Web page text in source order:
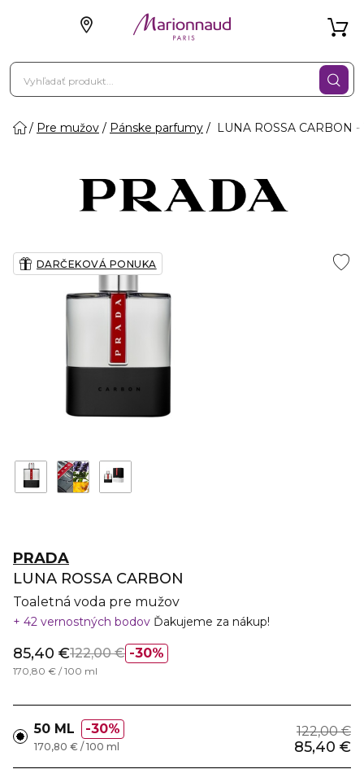
Pre mužov Pánske parfumy LUNA ROSSA CARBON
DARČEKOVÁ PONUKA
PRADA
LUNA ROSSA CARBON
Toaletná voda pre mužov
42 vernostných bodov Ďakujeme za nákup!
30%
85,40 €122,00 €
170,80 € / 100 ml
50 ML 30% 122,00 €
85,40 €
170,80 € / 100 ml